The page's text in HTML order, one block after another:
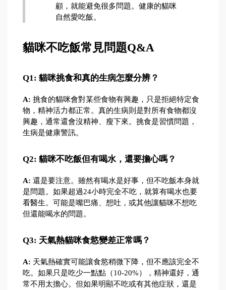
顧，就能避免很多問題。健康的貓咪
自然愛吃飯。
貓咪不吃飯常見問題Q&A
Q1: 貓咪挑食和真的生病怎麼分辨？
A: 挑食的貓咪會對某些食物有興趣，只是拒絕特定食
物，精神活力都正常。真的生病則是對所有食物都沒
興趣，通常還會沒精神、瘦下來。挑食是習慣問題，
生病是健康警訊。
Q2: 貓咪不吃飯但有喝水，還要擔心嗎？
A: 還是要注意。雖然有喝水是好事，但不吃飯本身就
是問題。如果超過24小時完全不吃，就算有喝水也要
看醫生。可能是嘴巴痛、想吐，或其他讓貓咪不想吃
但還能喝水的問題。
Q3: 天氣熱貓咪食慾變差正常嗎？
A: 天氣熱確實可能讓食慾稍微下降，但不應該完全不
吃。如果只是吃少一點點（10-20%），精神還好，通
常不用太擔心。但如果明顯不吃或有其他症狀，還是